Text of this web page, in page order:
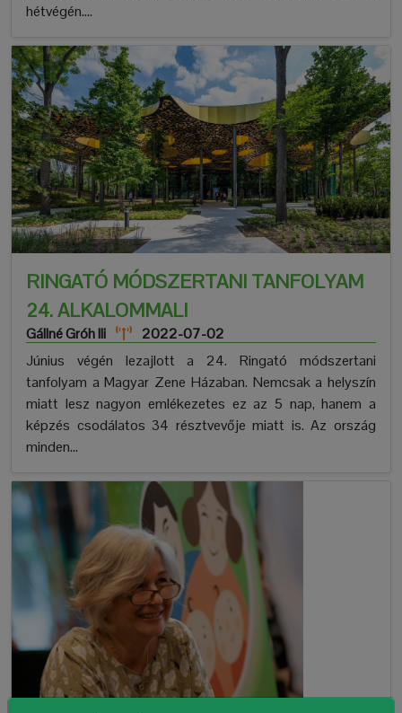
hétvégén....
RINGATÓ MÓDSZERTANI TANFOLYAM
24. ALKALOMMAL!
Gállné Gróh Ili
2022-07-02
Június végén lezajlott a 24. Ringató módszertani
tanfolyam a Magyar Zene Házaban. Nemcsak a helyszín
miatt lesz nagyon emlékezetes ez az 5 nap, hanem a
képzés csodálatos 34 résztvevője miatt is. Az ország
minden...